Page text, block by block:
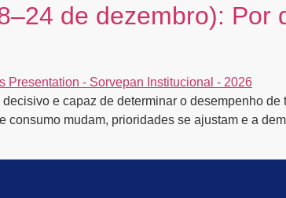
de dezembro): Por
e capaz de determinar o desempenho
mudam, prioridades se ajustam e a